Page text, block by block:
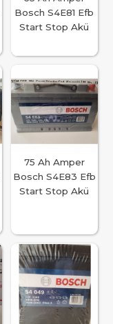
Bosch S4E81 Efb
Start Stop Akü
75 Ah Amper
Bosch S4E83 Efb
Start Stop Akü